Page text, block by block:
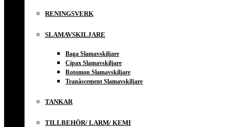
RENINGSVERK
SLAMAVSKILJARE
Baga Slamavskiljare
Cipax Slamavskiljare
Rotomon Slamavskiljare
Tranåscement Slamavskiljare
TANKAR
TILLBEHÖR/ LARM/ KEMI